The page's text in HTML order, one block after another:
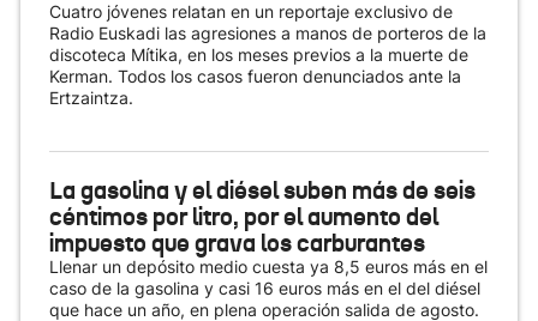
Cuatro jóvenes relatan en un reportaje exclusivo de
Radio Euskadi las agresiones a manos de porteros de la
discoteca Mítika, en los meses previos a la muerte de
Kerman. Todos los casos fueron denunciados ante la
Ertzaintza.
La gasolina y el diésel suben más de seis
céntimos por litro, por el aumento del
impuesto que grava los carburantes
Llenar un depósito medio cuesta ya 8,5 euros más en el
caso de la gasolina y casi 16 euros más en el del diésel
que hace un año, en plena operación salida de agosto.